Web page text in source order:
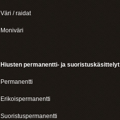
Väri / raidat
Moniväri
Hiusten permanentti- ja suoristuskäsittelyt
Permanentti
Erikoispermanentti
Suoristuspermanentti